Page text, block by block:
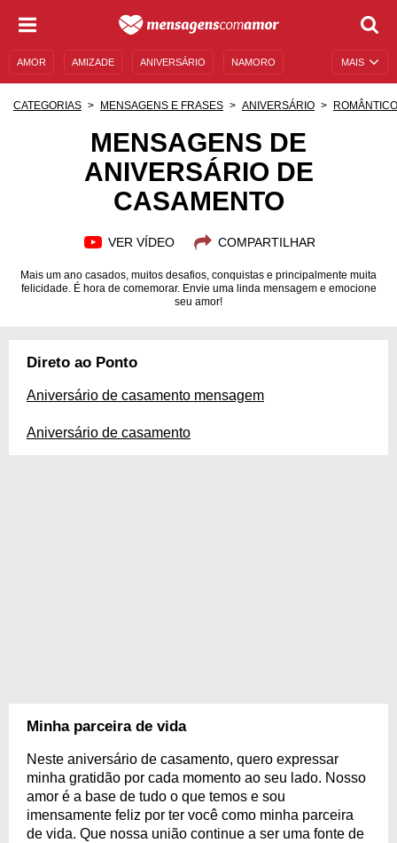
MAIS
AMOR AMIZADE ANIVERSÁRIO NAMORO
MENSAGENS E FRASES MENSAGENS DE ANIVERSÁRIO
FAMOSOS BÍBLIA
CATEGORIAS MENSAGENS E FRASES ANIVERSÁRIO ROMÂNTICO
MENSAGENS DE
ANIVERSÁRIO DE
CASAMENTO
VER VÍDEO COMPARTILHAR
Mais um ano casados, muitos desafios, conquistas e principalmente muita
felicidade. É hora de comemorar. Envie uma linda mensagem e emocione
seu amor!
Direto ao Ponto
Aniversário de casamento mensagem
Aniversário de casamento
Minha parceira de vida
Neste aniversário de casamento, quero expressar
minha gratidão por cada momento ao seu lado. Nosso
amor é a base de tudo o que temos e sou
imensamente feliz por ter você como minha parceira
de vida. Que nossa união continue a ser uma fonte de